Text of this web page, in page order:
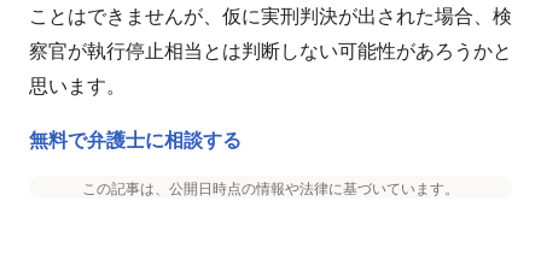
ことはできませんが、仮に実刑判決が出された場合、検
察官が執行停止相当とは判断しない可能性があろうかと
思います。
無料で弁護士に相談する
この記事は、公開日時点の情報や法律に基づいています。